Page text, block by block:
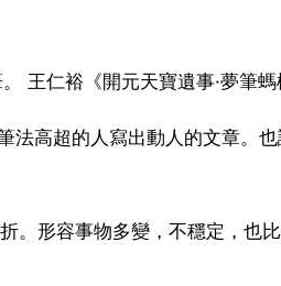
王仁裕《開元天寶遺事·夢筆螞
高超的人寫出動人的文章。
。形容事物多變，不穩定，也